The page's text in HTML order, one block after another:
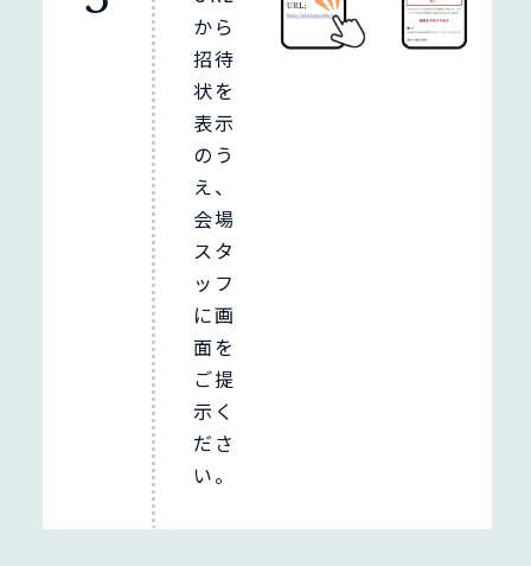
から
招待
状を
表示
のう
え、
会場
スタ
ッフ
に画
面を
ご提
示く
ださ
い。